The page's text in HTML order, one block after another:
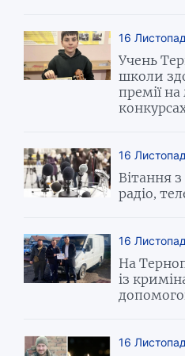
16
Учень
школи
премії
16
Вітання
радіо,
16
На
із
16